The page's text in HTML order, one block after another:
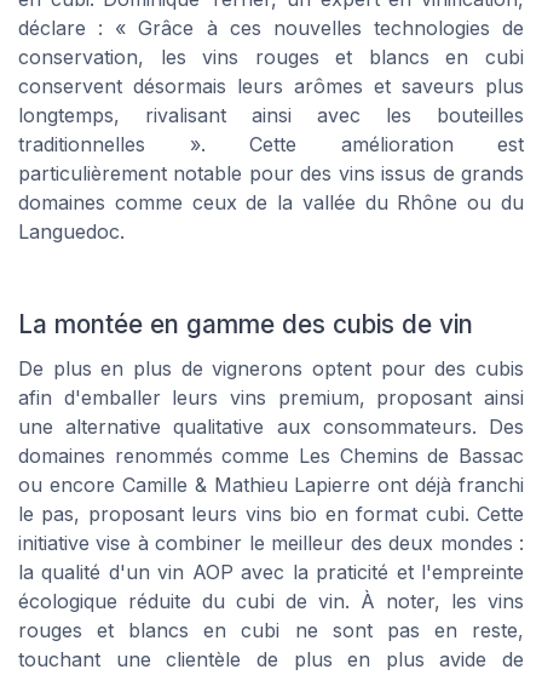
déclare : « Grâce à ces nouvelles technologies de
conservation, les vins rouges et blancs en cubi
conservent désormais leurs arômes et saveurs plus
longtemps, rivalisant ainsi avec les bouteilles
traditionnelles ». Cette amélioration est
particulièrement notable pour des vins issus de grands
domaines comme ceux de la vallée du Rhône ou du
Languedoc.
La montée en gamme des cubis de vin
De plus en plus de vignerons optent pour des cubis
afin d'emballer leurs vins premium, proposant ainsi
une alternative qualitative aux consommateurs. Des
domaines renommés comme Les Chemins de Bassac
ou encore Camille & Mathieu Lapierre ont déjà franchi
le pas, proposant leurs vins bio en format cubi. Cette
initiative vise à combiner le meilleur des deux mondes :
la qualité d'un vin AOP avec la praticité et l'empreinte
écologique réduite du cubi de vin. À noter, les vins
rouges et blancs en cubi ne sont pas en reste,
touchant une clientèle de plus en plus avide de